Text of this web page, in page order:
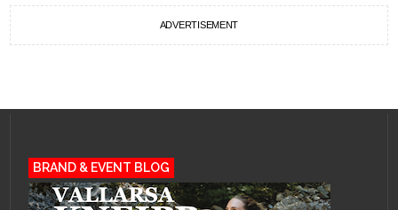
ADVERTISEMENT
BRAND & EVENT BLOG